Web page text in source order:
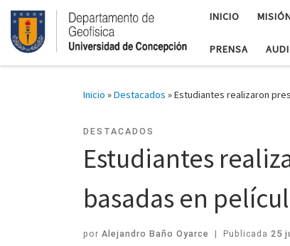
INICIO
PRENSA
Inicio »Destacados »Estudiantes realizaron
DESTACADOS
Estudiantes
basadas en
por Alejandro Baño Oyarce | Publicada 25